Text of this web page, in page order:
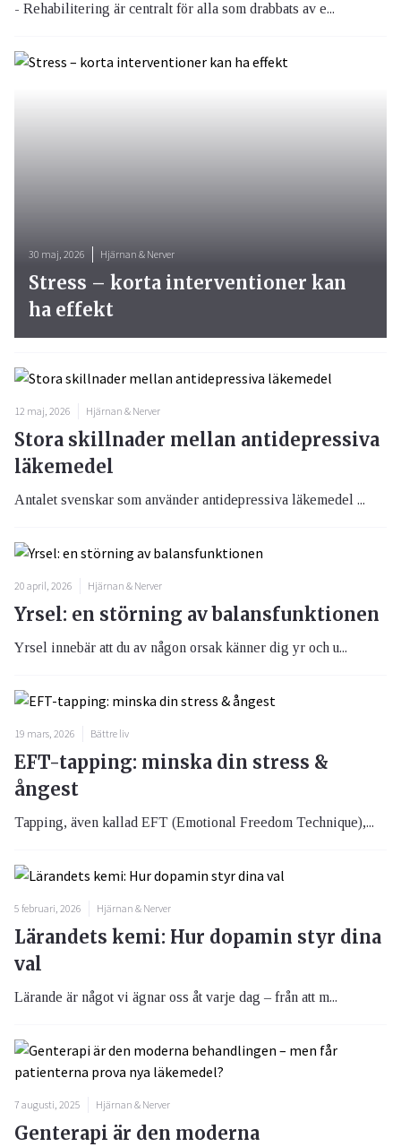
- Rehabilitering är centralt för alla som drabbats av e...
30 maj, 2026 Hjärnan & Nerver
Stress – korta interventioner kan
ha effekt
12 maj, 2026 Hjärnan & Nerver
Stora skillnader mellan antidepressiva
läkemedel
Antalet svenskar som använder antidepressiva läkemedel ...
20 april, 2026 Hjärnan & Nerver
Yrsel: en störning av balansfunktionen
Yrsel innebär att du av någon orsak känner dig yr och u...
19 mars, 2026 Bättre liv
EFT-tapping: minska din stress &
ångest
Tapping, även kallad EFT (Emotional Freedom Technique),...
5 februari, 2026 Hjärnan & Nerver
Lärandets kemi: Hur dopamin styr dina
val
Lärande är något vi ägnar oss åt varje dag – från att m...
7 augusti, 2025 Hjärnan & Nerver
Genterapi är den moderna